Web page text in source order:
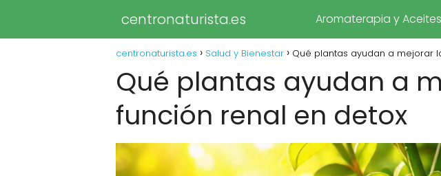
centronaturista.es Aromaterapia y
centronaturista.es Salud y Bienestar Qué plantas ayudan a mejorar
Qué plantas ayudan a
función renal en detox